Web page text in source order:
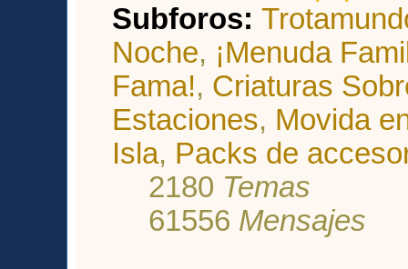
Subforos:
Noche, ¡Menuda
Fama!, Criaturas
Estaciones, Movida
Isla, Packs de
2180 Temas
61556 Mensajes